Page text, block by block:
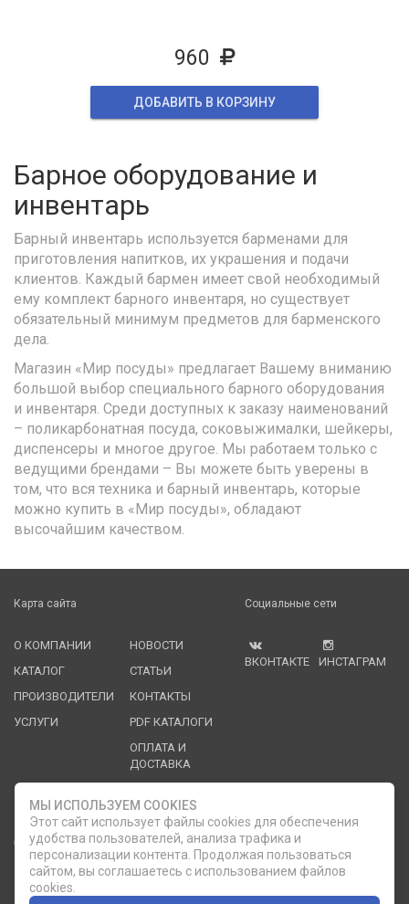
960
ДОБАВИТЬ В КОРЗИНУ
Барное оборудование и
инвентарь
Барный инвентарь используется барменами для
приготовления напитков, их украшения и подачи
клиентов. Каждый бармен имеет свой необходимый
ему комплект барного инвентаря, но существует
обязательный минимум предметов для барменского
дела.
Магазин «Мир посуды» предлагает Вашему вниманию
большой выбор специального барного оборудования
и инвентаря. Среди доступных к заказу наименований
– поликарбонатная посуда, соковыжималки, шейкеры,
диспенсеры и многое другое. Мы работаем только с
ведущими брендами – Вы можете быть уверены в
том, что вся техника и барный инвентарь, которые
можно купить в «Мир посуды», обладают
высочайшим качеством.
Карта сайта
О КОМПАНИИ
КАТАЛОГ
ПРОИЗВОДИТЕЛИ
УСЛУГИ
НОВОСТИ
СТАТЬИ
КОНТАКТЫ
PDF КАТАЛОГИ
ОПЛАТА И
ДОСТАВКА
Социальные сети
ВКОНТАКТЕ ИНСТАГРАМ
Служба клиентской поддержки
ОБРАТНЫЙ ЗВОНОК phone
8 (812) 335-21-16
8 (812) 335-21-17 7 (911) 947-43-48
МЫ ИСПОЛЬЗУЕМ COOKIES
Этот сайт использует файлы cookies для обеспечения
удобства пользователей, анализа трафика и
персонализации контента. Продолжая пользоваться
сайтом, вы соглашаетесь с использованием файлов
cookies.